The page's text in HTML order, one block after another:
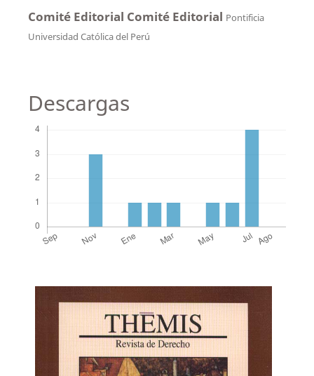
Comité Editorial Comité Editorial Pontificia
Universidad Católica del Perú
Descargas